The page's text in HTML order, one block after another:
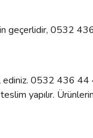
geçerlidir, 0532
0532 436 44
yapılır.